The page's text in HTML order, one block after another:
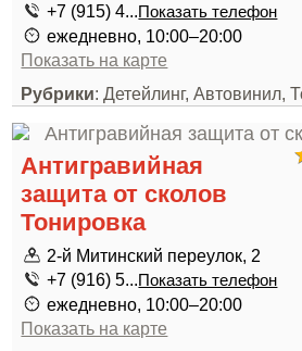
+7 (915) 4...Показать телефон
ежедневно, 10:00–20:00
Показать на карте
Рубрики: Детейлинг, Автовинил,
Антигравийная
защита от сколов
Тонировка
2-й Митинский переулок, 2
+7 (916) 5...Показать телефон
ежедневно, 10:00–20:00
Показать на карте